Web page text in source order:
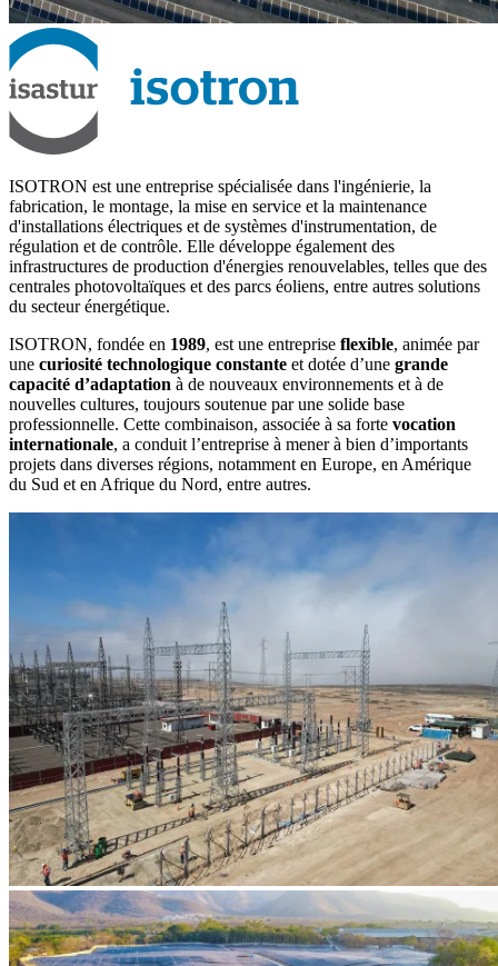
ISOTRON est une entreprise spécialisée dans l'ingénierie, la
fabrication, le montage, la mise en service et la maintenance
d'installations électriques et de systèmes d'instrumentation, de
régulation et de contrôle. Elle développe également des
infrastructures de production d'énergies renouvelables, telles que des
centrales photovoltaïques et des parcs éoliens, entre autres solutions
du secteur énergétique.
ISOTRON, fondée en 1989, est une entreprise flexible, animée par
une curiosité technologique constante et dotée d’une grande
capacité d’adaptation à de nouveaux environnements et à de
nouvelles cultures, toujours soutenue par une solide base
professionnelle. Cette combinaison, associée à sa forte vocation
internationale, a conduit l’entreprise à mener à bien d’importants
projets dans diverses régions, notamment en Europe, en Amérique
du Sud et en Afrique du Nord, entre autres.